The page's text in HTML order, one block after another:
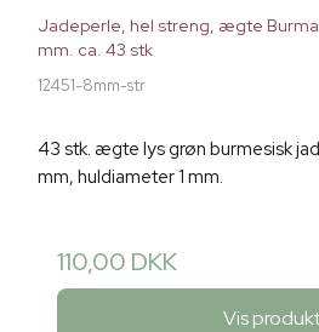
Jadeperle, hel streng, ægte
mm. ca. 43 stk
12451-8mm-str
43 stk. ægte lys grøn burmesisk
mm, huldiameter 1 mm.
110,00 DKK
Vis